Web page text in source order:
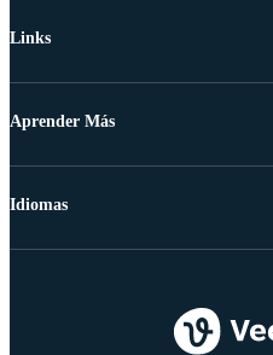
Links
Aprender Más
Idiomas